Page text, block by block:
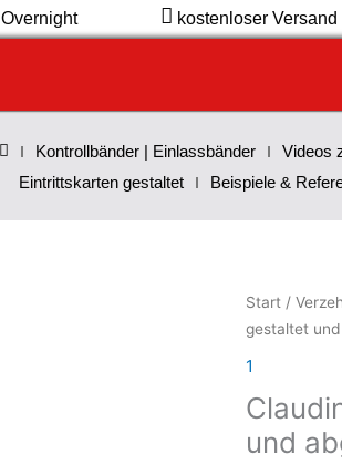
Overnight kostenloser Versand
Kontrollbänder | Einlassbänder Videos
Eintrittskarten gestaltet
Beispiele &
Start /
gestaltet
1
und
Claudino
gestaltet
und